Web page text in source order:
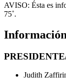
AVISO: Ésta es
75˚.
Información
Judith